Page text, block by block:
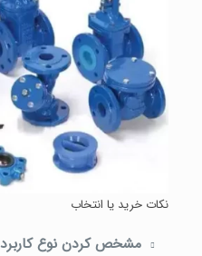
نکات خرید یا انتخاب
مشخص کردن نوع کاربرد